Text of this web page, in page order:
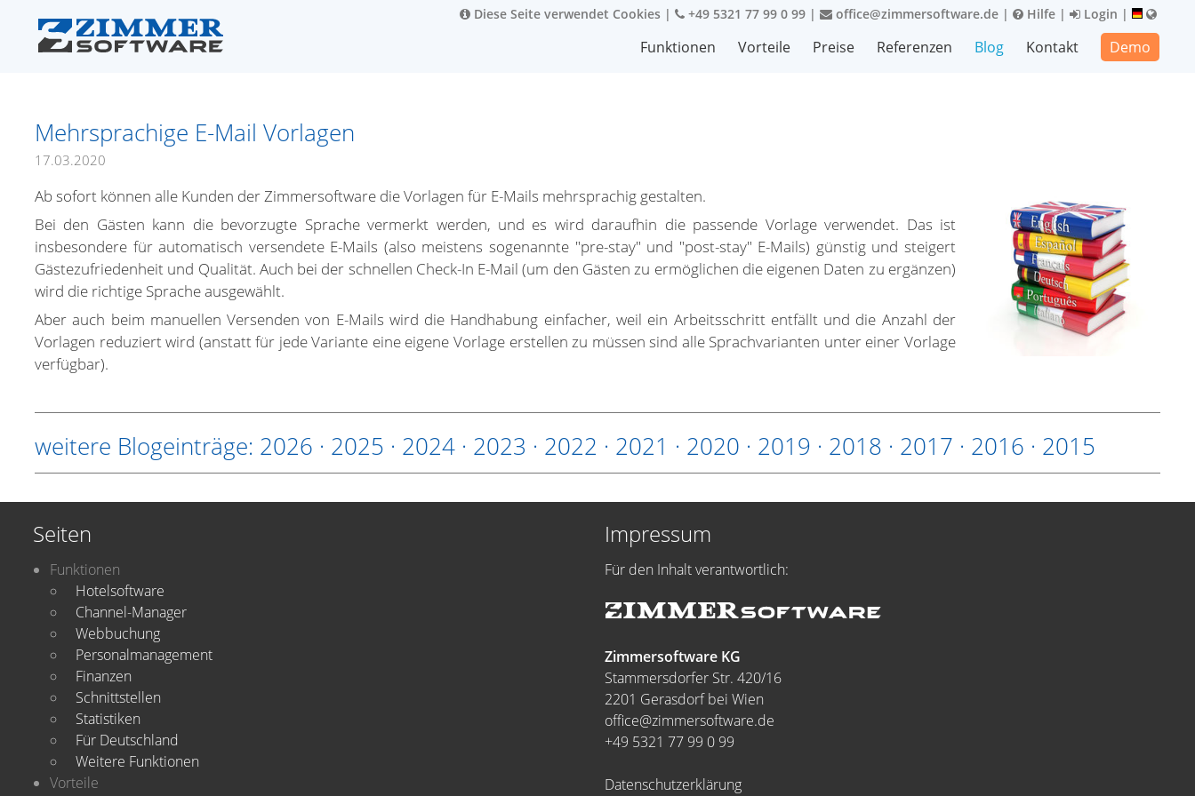
Diese Seite verwendet Cookies | +49 5321 77 99 0 99 | office@zimmersoftware.de | Hilfe | Login |
Funktionen Vorteile Preise Referenzen Blog Kontakt Demo
Mehrsprachige E-Mail Vorlagen
17.03.2020
Ab sofort können alle Kunden der Zimmersoftware die Vorlagen für E-Mails mehrsprachig gestalten.
Bei den Gästen kann die bevorzugte Sprache vermerkt werden, und es wird daraufhin die passende Vorlage verwendet. Das ist
insbesondere für automatisch versendete E-Mails (also meistens sogenannte "pre-stay" und "post-stay" E-Mails) günstig und steigert
Gästezufriedenheit und Qualität. Auch bei der schnellen Check-In E-Mail (um den Gästen zu ermöglichen die eigenen Daten zu ergänzen)
wird die richtige Sprache ausgewählt.
Aber auch beim manuellen Versenden von E-Mails wird die Handhabung einfacher, weil ein Arbeitsschritt entfällt und die Anzahl der
Vorlagen reduziert wird (anstatt für jede Variante eine eigene Vorlage erstellen zu müssen sind alle Sprachvarianten unter einer Vorlage
verfügbar).
weitere Blogeinträge: 2026 · 2025 · 2024 · 2023 · 2022 · 2021 · 2020 · 2019 · 2018 · 2017 · 2016 · 2015
Seiten
Funktionen
Hotelsoftware
Channel-Manager
Webbuchung
Personalmanagement
Finanzen
Schnittstellen
Statistiken
Für Deutschland
Weitere Funktionen
Vorteile
Impressum
Für den Inhalt verantwortlich:
Zimmersoftware KG
Stammersdorfer Str. 420/16
2201 Gerasdorf bei Wien
office@zimmersoftware.de
+49 5321 77 99 0 99
Datenschutzerklärung